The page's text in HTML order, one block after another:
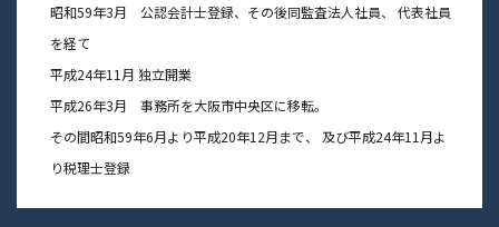
昭和59年3月 公認会計士登録、その後同監査法人社員、 代表社員
を経て
平成24年11月 独立開業
平成26年3月 事務所を大阪市中央区に移転。
その間昭和59年6月より平成20年12月まで、 及び平成24年11月よ
り税理士登録